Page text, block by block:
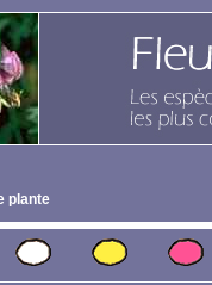
plante